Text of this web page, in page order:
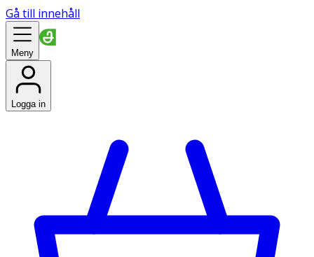
Gå till innehåll
Meny
Logga in